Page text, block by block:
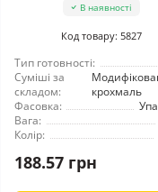
В наявності
Код товару: 5827
Тип готовності:
Суміші за
складом:
крохмаль
Фасовка:
Вага:
Колір:
188.57 грн